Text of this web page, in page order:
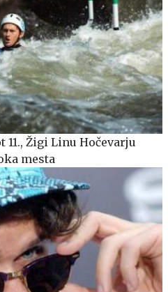
Žigi Linu Hočevarju
mesta